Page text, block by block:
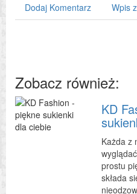
Dodaj Komentarz Wpis
Zobacz również:
KD
Każda z
prostu
składa